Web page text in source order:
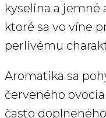
kyselina a jemné
ktoré sa vo víne
perlivému
Aromatika sa
červeného
často